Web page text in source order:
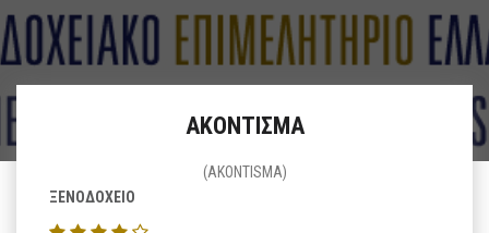
ΑΚΟΝΤΙΣΜΑ
(AKONTISMA)
ΞΕΝΟΔΟΧΕΙΟ